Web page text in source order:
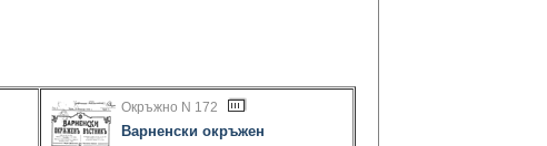
Окръжно N 172
Варненски окръжен